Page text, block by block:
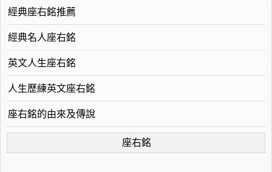
經典座右銘推薦
經典名人座右銘
英文人生座右銘
人生歷練英文座右銘
座右銘的由來及傳說
座右銘